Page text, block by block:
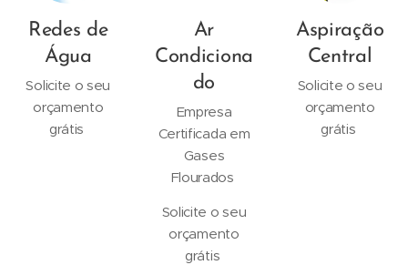
Redes de
Água
Solicite o seu
orçamento
grátis
Ar
Condiciona
do
Empresa
Certificada em
Gases
Flourados
Solicite o seu
orçamento
grátis
Aspiração
Central
Solicite o seu
orçamento
grátis